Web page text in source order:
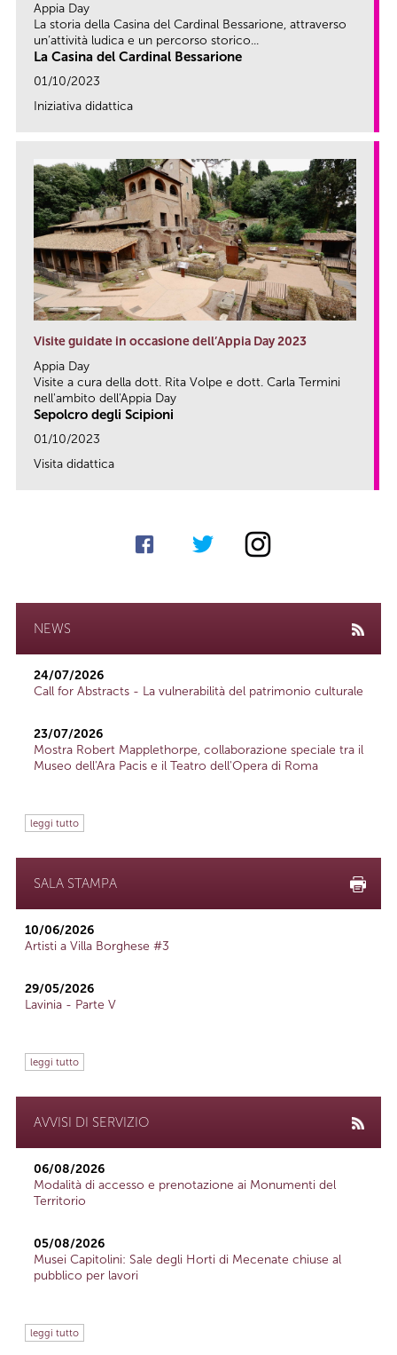
Appia Day
La storia della Casina del Cardinal Bessarione, attraverso
un’attività ludica e un percorso storico...
La Casina del Cardinal Bessarione
01/10/2023
Iniziativa didattica
Visite guidate in occasione dell’Appia Day 2023
Appia Day
Visite a cura della dott. Rita Volpe e dott. Carla Termini
nell'ambito dell'Appia Day
Sepolcro degli Scipioni
01/10/2023
Visita didattica
NEWS
24/07/2026
Call for Abstracts - La vulnerabilità del patrimonio culturale
23/07/2026
Mostra Robert Mapplethorpe, collaborazione speciale tra il
Museo dell'Ara Pacis e il Teatro dell'Opera di Roma
leggi tutto
SALA STAMPA
10/06/2026
Artisti a Villa Borghese #3
29/05/2026
Lavinia - Parte V
leggi tutto
AVVISI DI SERVIZIO
06/08/2026
Modalità di accesso e prenotazione ai Monumenti del
Territorio
05/08/2026
Musei Capitolini: Sale degli Horti di Mecenate chiuse al
pubblico per lavori
leggi tutto